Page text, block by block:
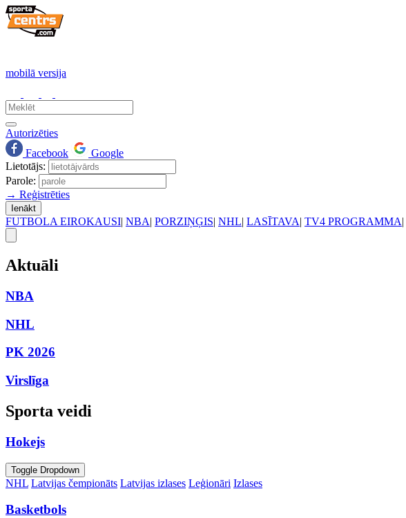
mobilā versija
Autorizēties
Facebook
Google
Lietotājs:
Parole:
→ Reģistrēties
Ienākt
FUTBOLA EIROKAUSI| NBA| PORZIŅĢIS| NHL| LASĪTAVA| TV4 PROGRAMMA|
Aktuāli
NBA
NHL
PK 2026
Virslīga
Sporta veidi
Hokejs
Toggle Dropdown
NHL Latvijas čempionāts Latvijas izlases Leģionāri Izlases
Basketbols